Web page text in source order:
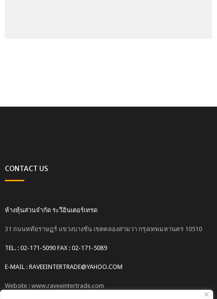
CONTACT US
ห้างหุ้นส่วนจำกัด ระวีอินเตอร์เทรด
31 ถนนหทัยราษฏร์ แขวงบางชัน เขตคลองสามวา กรุงเทพมหานคร 10510
TEL. : 02-171-5090 FAX : 02-171-5089
E-MAIL : RAVEEINTERTRADE@YAHOO.COM
Website : www.raveeintertrade.com